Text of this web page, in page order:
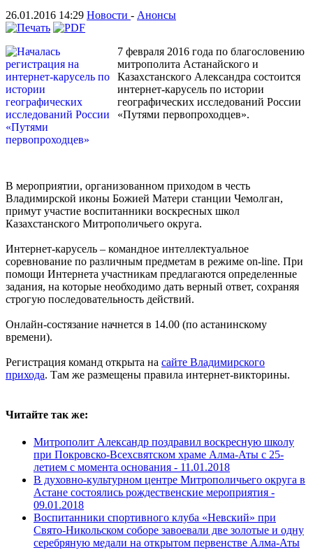
26.01.2016 14:29 Новости - Анонсы
7 февраля 2016 года по благословению
митрополита Астанайского и
Казахстанского Александра состоится
интернет-карусель по истории
географических исследований России
«Путями первопроходцев».
В мероприятии, организованном приходом в честь
Владимирской иконы Божией Матери станции Чемолган,
примут участие воспитанники воскресных школ
Казахстанского Митрополичьего округа.
Интернет-карусель – командное интеллектуальное
соревнование по различным предметам в режиме on-line. При
помощи Интернета участникам предлагаются определенные
задания, на которые необходимо дать верный ответ, сохраняя
строгую последовательность действий.
Онлайн-состязание начнется в 14.00 (по астанинскому
времени).
Регистрация команд открыта на сайте Владимирского
прихода. Там же размещены правила интернет-викторины.
Читайте так же:
Митрополит Александр поздравил воскресную школу
при Покровско-Всехсвятском храме Алма-Аты с 25-
летием с момента основания - 11.01.2018
В духовно-культурном центре Митрополичьего округа в
Астане состоялись рождественские мероприятия -
09.01.2018
Воспитанники спортивного клуба «Невский» при
Свято-Никольском соборе завоевали две золотые и одну
серебряную медали на открытом первенстве Алма-Аты